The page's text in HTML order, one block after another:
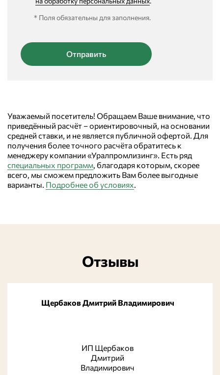
* Поля обязательны для заполнения.
Уважаемый посетитель! Обращаем Ваше внимание, что
приведённый расчёт – ориентировочный, на основании
средней ставки, и не является публичной офертой. Для
получения более точного расчёта обратитесь к
менеджеру компании «Уралпромлизинг». Есть ряд
специальных программ, благодаря которым, скорее
всего, мы сможем предложить Вам более выгодные
варианты.
Подробнее об условиях.
Отзывы
Щербаков Дмитрий Владимирович
ИП Щербаков
Дмитрий
Владимирович